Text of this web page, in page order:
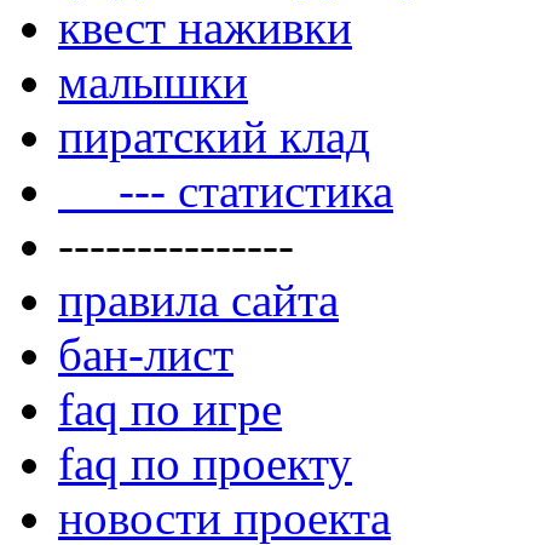
квест наживки
малышки
пиратский клад
--- статистика
---------------
правила сайта
бан-лист
faq по игре
faq по проекту
новости проекта